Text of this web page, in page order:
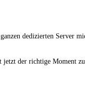
dedizierten Server
der richtige Moment